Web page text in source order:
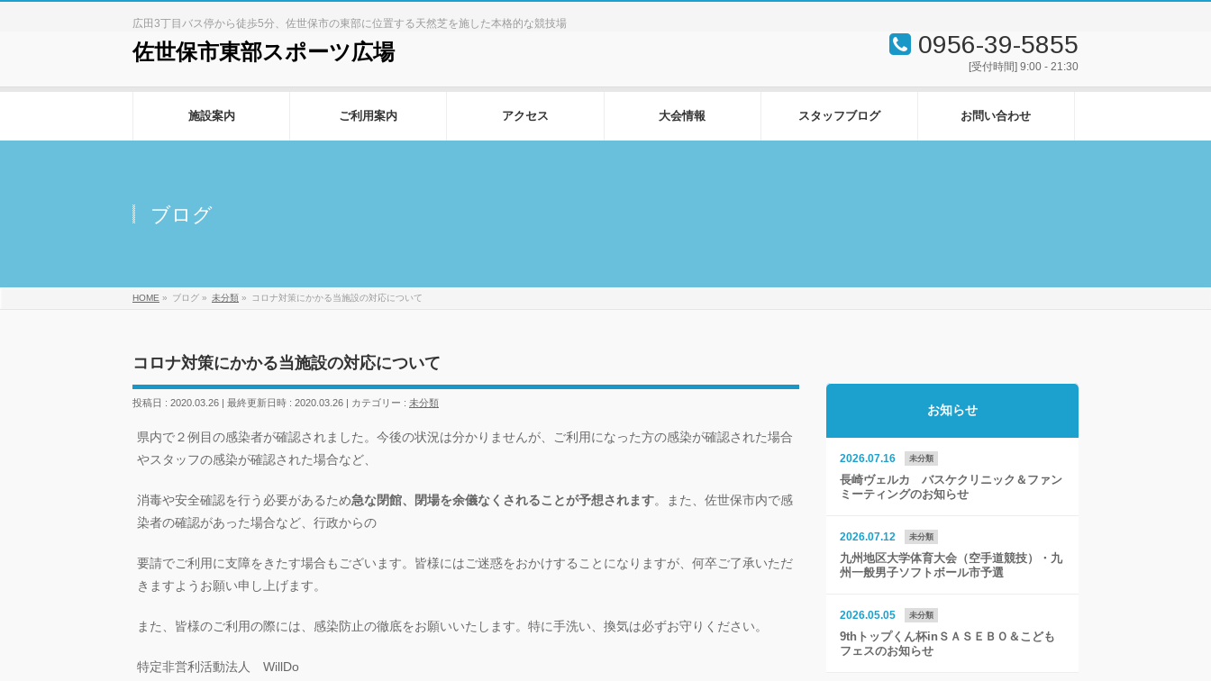
広田3丁目バス停から徒歩5分、佐世保市の東部に位置する天然芝を施した本格的な競技場
佐世保市東部スポーツ広場 0956-39-5855
[受付時間] 9:00 - 21:30
施設案内 ご利用案内 アクセス 大会情報 スタッフブログ お問い合わせ
ブログ
HOME » ブログ » 未分類 » コロナ対策にかかる当施設の対応について
コロナ対策にかかる当施設の対応について
投稿日 : 2020.03.26 最終更新日時 : 2020.03.26 カテゴリー : 未分類
県内で２例目の感染者が確認されました。今後の状況は分かりませんが、ご利用になった方の感染が確認された場合
やスタッフの感染が確認された場合など、
消毒や安全確認を行う必要があるため急な閉館、閉場を余儀なくされることが予想されます。また、佐世保市内で感
染者の確認があった場合など、行政からの
要請でご利用に支障をきたす場合もございます。皆様にはご迷惑をおかけすることになりますが、何卒ご了承いただ
きますようお願い申し上げます。
また、皆様のご利用の際には、感染防止の徹底をお願いいたします。特に手洗い、換気は必ずお守りください。
特定非営利活動法人 WillDo
お知らせ
2026.07.16 未分類
長崎ヴェルカ バスケクリニック＆ファン
ミーティングのお知らせ
2026.07.12 未分類
九州地区大学体育大会（空手道競技）・九
州一般男子ソフトボール市予選
2026.05.05 未分類
9thトップくん杯inＳＡＳＥＢＯ＆こども
フェスのお知らせ